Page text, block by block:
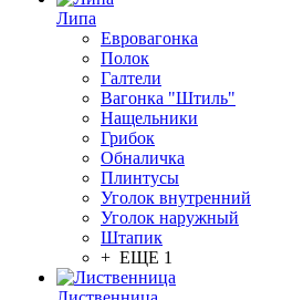
Липа
Евровагонка
Полок
Галтели
Вагонка "Штиль"
Нащельники
Грибок
Обналичка
Плинтусы
Уголок внутренний
Уголок наружный
Штапик
+ ЕЩЕ 1